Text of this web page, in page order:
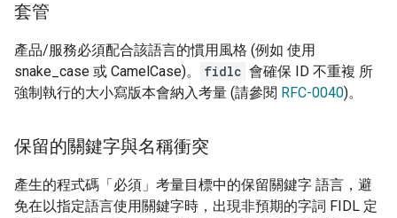
套管
產品/服務必須配合該語言的慣用風格 (例如 使用
snake_case 或 CamelCase)。
fidlc 會確保 ID 不重複 所
強制執行的大小寫版本會納入考量 (請參閱 RFC-0040)。
保留的關鍵字與名稱衝突
產生的程式碼「必須」考量目標中的保留關鍵字 語言，避
免在以指定語言使用關鍵字時，出現非預期的字詞 FIDL 定